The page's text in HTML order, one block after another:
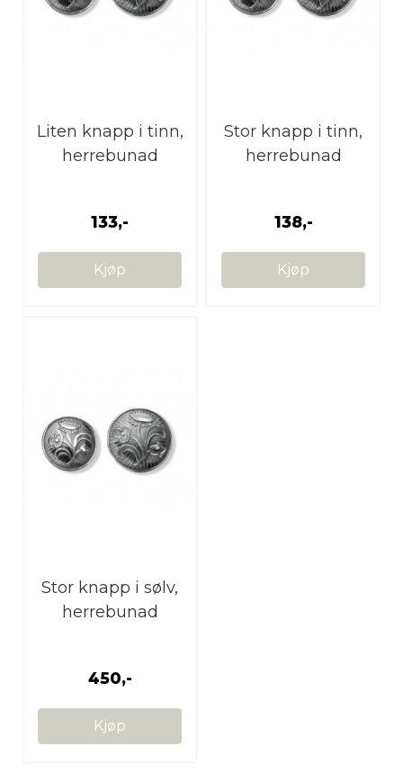
Liten knapp i tinn,
herrebunad
133,-
Kjøp
Stor knapp i tinn,
herrebunad
138,-
Kjøp
Stor knapp i sølv,
herrebunad
450,-
Kjøp